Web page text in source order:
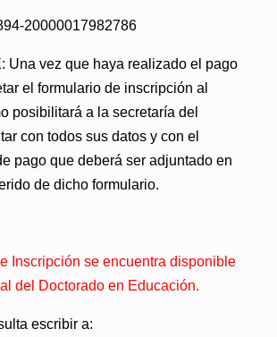
20000017982786
Una vez que haya realizado el pago
el formulario de inscripción al
posibilitará a la secretaría del
con todos sus datos y con el
pago que deberá ser adjuntado en
de dicho formulario.
Inscripción se encuentra disponible
del Doctorado en Educación.
escribir a: